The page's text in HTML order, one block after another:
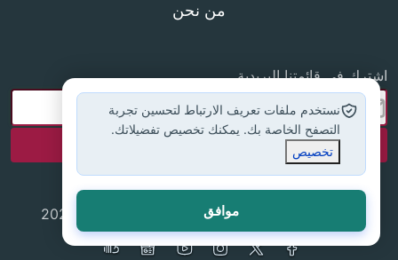
من نحن
اشترك في قائمتنا البريدية
جميع الحقوق محفوظة لموقع إسلام أون لاين © 2025
نستخدم ملفات تعريف الارتباط لتحسين تجربة
التصفح الخاصة بك. يمكنك تخصيص تفضيلاتك.
تخصيص
موافق